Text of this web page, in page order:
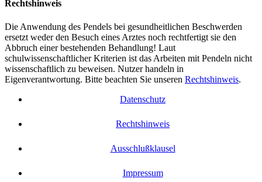
Rechtshinweis
Die Anwendung des Pendels bei gesundheitlichen Beschwerden
ersetzt weder den Besuch eines Arztes noch rechtfertigt sie den
Abbruch einer bestehenden Behandlung! Laut
schulwissenschaftlicher Kriterien ist das Arbeiten mit Pendeln nicht
wissenschaftlich zu beweisen. Nutzer handeln in
Eigenverantwortung. Bitte beachten Sie unseren Rechtshinweis.
Datenschutz
Rechtshinweis
Ausschlußklausel
Impressum